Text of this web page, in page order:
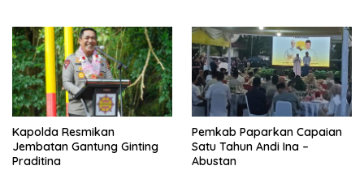
Kapolda Resmikan
Jembatan Gantung Ginting
Praditina
Pemkab Paparkan Capaian
Satu Tahun Andi Ina –
Abustan